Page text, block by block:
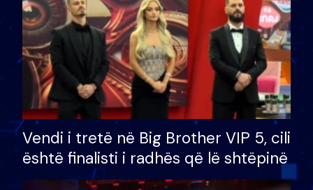
Vendi i tretë në Big Brother VIP 5, cili
është finalisti i radhës që lë shtëpinë